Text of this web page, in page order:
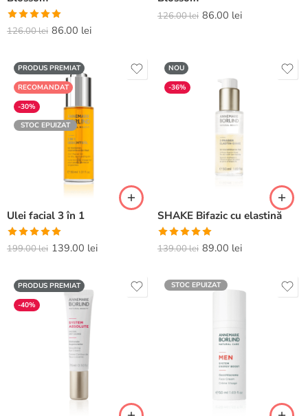
Evaluat la
126.00lei 86.00 lei
126.00lei 86.00 lei
PRODUS PREMIAT
RECOMANDAT
-30%
STOC EPUIZAT
Ulei facial 3 în 1
Evaluat la
199.00lei 139.00 lei
NOU
-36%
SHAKE Bifazic cu elastină
Evaluat la
139.00lei 89.00 lei
PRODUS PREMIAT
-40%
STOC EPUIZAT